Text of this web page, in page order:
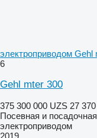
электроприводом Gehl
6
Gehl mter 300
375 300 000 UZS 27
Посевная и
электроприводом
2019